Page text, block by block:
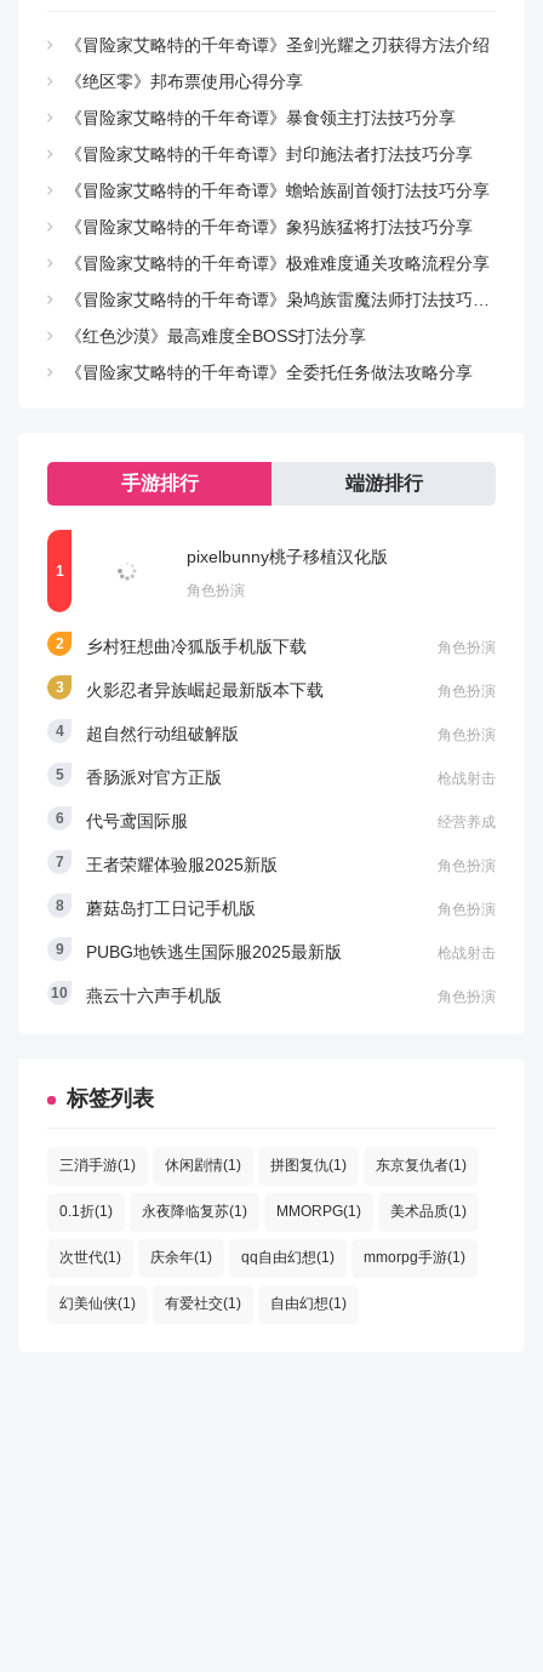
GUI.CreateDockable - 创建虚拟可停靠小部件
GUI.CreateWidget - 创建虚拟小部件
GUI.ToggleCursor - 创建基于PDX GUI的软件光标（如果
尚未创建），否则销毁
GovernmentPower - 获得政府权力资源（正统性在这里）
Graphics.CapFramerate - 限制帧率
Honor - 获得荣誉资源
Inflation - 获得通货膨胀资源
InstantCasusBelli - 切换即时宣战理由作弊模式
InstantConstruction - 切换即时建造作弊模式
InstantExploration - 切换即时探索作弊模式
InstantMove - 切换即时移动作弊模式
InstantSiege - 切换即时围城作弊模式
Karma - 获得业力资源
Localization.ToggleIncludeKeyInLocOutput - 在本地化输
仅显示定位键
化中完全跳过数据系统
《冒险家艾略特的千年奇谭》圣剑光耀之刃获得方法介绍
《绝区零》邦布票使用心得分享
《冒险家艾略特的千年奇谭》暴食领主打法技巧分享
《冒险家艾略特的千年奇谭》封印施法者打法技巧分享
《冒险家艾略特的千年奇谭》蟾蛤族副首领打法技巧分享
《冒险家艾略特的千年奇谭》象犸族猛将打法技巧分享
《冒险家艾略特的千年奇谭》极难难度通关攻略流程分享
《冒险家艾略特的千年奇谭》枭鸠族雷魔法师打法技巧分享
《红色沙漠》最高难度全BOSS打法分享
《冒险家艾略特的千年奇谭》全委托任务做法攻略分享
手游排行 端游排行
pixelbunny桃子移植汉化版
角色扮演
乡村狂想曲冷狐版手机版下载 角色扮演
火影忍者异族崛起最新版本下载 角色扮演
超自然行动组破解版 角色扮演
香肠派对官方正版 枪战射击
代号鸢国际服 经营养成
王者荣耀体验服2025新版 角色扮演
蘑菇岛打工日记手机版 角色扮演
PUBG地铁逃生国际服2025最新版 枪战射击
燕云十六声手机版 角色扮演
标签列表
三消手游(1) 休闲剧情(1) 拼图复仇(1) 东京复仇者(1)
0.1折(1) 永夜降临复苏(1) MMORPG(1) 美术品质(1)
次世代(1) 庆余年(1) qq自由幻想(1) mmorpg手游(1)
幻美仙侠(1) 有爱社交(1) 自由幻想(1)